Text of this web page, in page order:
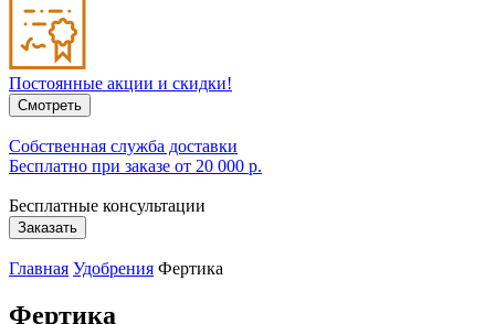
Постоянные акции и скидки!
Смотреть
Собственная служба доставки
Бесплатно при заказе от 20 000 р.
Бесплатные консультации
Заказать
Главная Удобрения Фертика
Фертика